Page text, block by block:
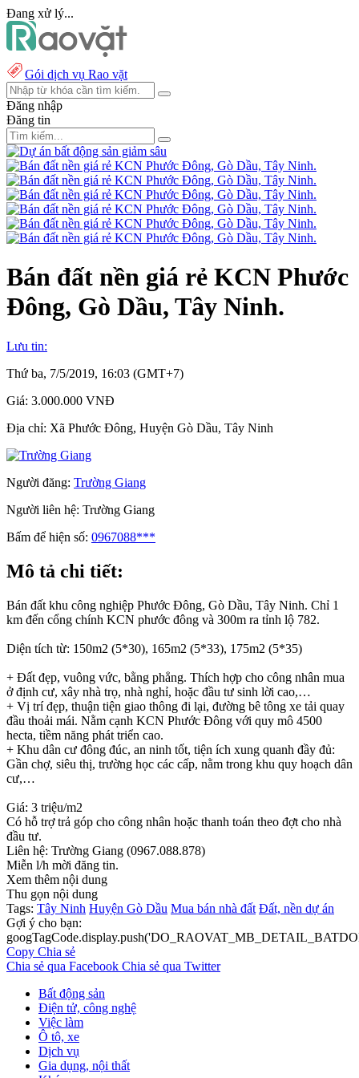
Đang xử lý...
Gói dịch vụ Rao vặt
Đăng nhập
Đăng tin
Bán đất nền giá rẻ KCN Phước
Đông, Gò Dầu, Tây Ninh.
Lưu tin:
Thứ ba, 7/5/2019, 16:03 (GMT+7)
Giá: 3.000.000 VNĐ
Địa chỉ: Xã Phước Đông, Huyện Gò Dầu, Tây Ninh
Người đăng: Trường Giang
Người liên hệ: Trường Giang
Bấm để hiện số: 0967088***
Mô tả chi tiết:
Bán đất khu công nghiệp Phước Đông, Gò Dầu, Tây Ninh. Chỉ 1
km đến cổng chính KCN phước đông và 300m ra tỉnh lộ 782.
Diện tích từ: 150m2 (5*30), 165m2 (5*33), 175m2 (5*35)
+ Đất đẹp, vuông vức, bằng phẳng. Thích hợp cho công nhân mua
ở định cư, xây nhà trọ, nhà nghỉ, hoặc đầu tư sinh lời cao,…
+ Vị trí đẹp, thuận tiện giao thông đi lại, đường bê tông xe tải quay
đầu thoải mái. Nằm cạnh KCN Phước Đông với quy mô 4500
hecta, tiềm năng phát triển cao.
+ Khu dân cư đông đúc, an ninh tốt, tiện ích xung quanh đầy đủ:
Gần chợ, siêu thị, trường học các cấp, nằm trong khu quy hoạch dân
cư,…
Giá: 3 triệu/m2
Có hỗ trợ trả góp cho công nhân hoặc thanh toán theo đợt cho nhà
đầu tư.
Liên hệ: Trường Giang (0967.088.878)
Miễn l/h mời đăng tin.
Xem thêm nội dung
Thu gọn nội dung
Tags: Tây Ninh Huyện Gò Dầu Mua bán nhà đất Đất, nền dự án
Gợi ý cho bạn:
Copy Chia sẻ
Chia sẻ qua Facebook Chia sẻ qua Twitter
Bất động sản
Điện tử, công nghệ
Việc làm
Ô tô, xe
Dịch vụ
Gia dụng, nội thất